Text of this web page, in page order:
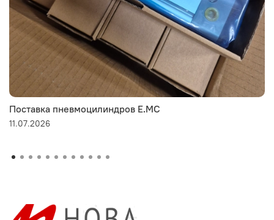
Поставка пневмоцилиндров E.MC
11.07.2026